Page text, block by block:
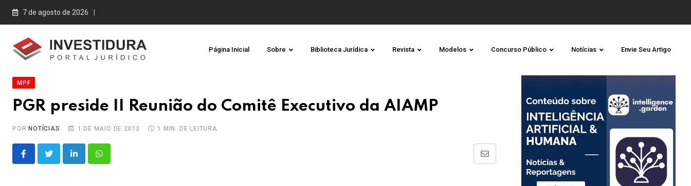
Skip
7 de agosto de 2026
Página Inicial Sobre Biblioteca Jurídica Revista Modelos Concurso Público Notícias Envie Seu Artigo
MPF
PGR preside II Reunião do Comitê Executivo da AIAMP
PORNOTÍCIAS 1 DE MAIO DE 2012 1 MIN. DE LEITURA
LinkedInWhatsapp
Share